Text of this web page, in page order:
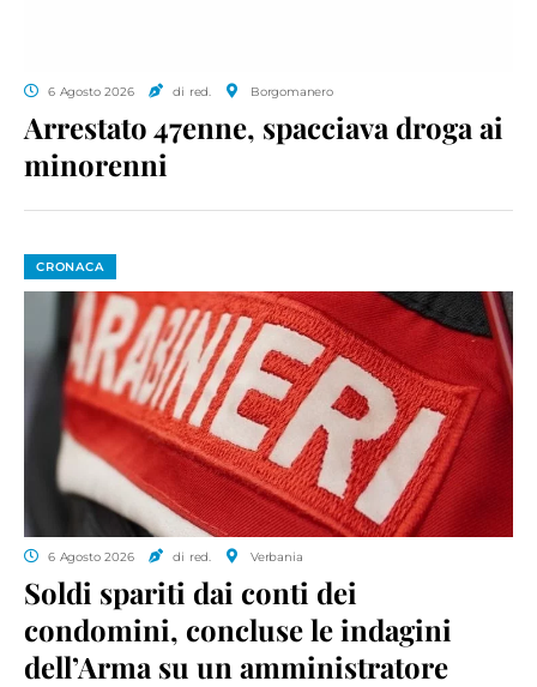
6 Agosto 2026 di red. Borgomanero
Arrestato 47enne, spacciava droga ai
minorenni
CRONACA
6 Agosto 2026 di red. Verbania
Soldi spariti dai conti dei
condomini, concluse le indagini
dell’Arma su un amministratore